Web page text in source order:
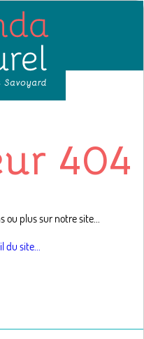
404
plus sur notre site...
site...